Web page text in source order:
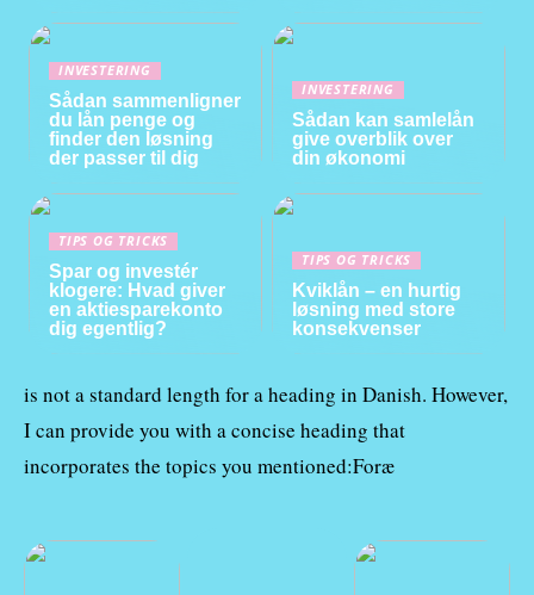
INVESTERING
Sådan sammenligner
du lån penge og
finder den løsning
der passer til dig
INVESTERING
Sådan kan samlelån
give overblik over
din økonomi
TIPS OG TRICKS
Spar og investér
klogere: Hvad giver
en aktiesparekonto
dig egentlig?
TIPS OG TRICKS
Kviklån – en hurtig
løsning med store
konsekvenser
is not a standard length for a heading in Danish. However,
I can provide you with a concise heading that
incorporates the topics you mentioned:Foræ